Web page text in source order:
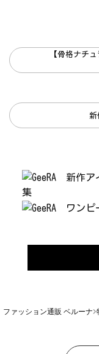
ファッション通販 ベルーナ
【骨格ナチ
新